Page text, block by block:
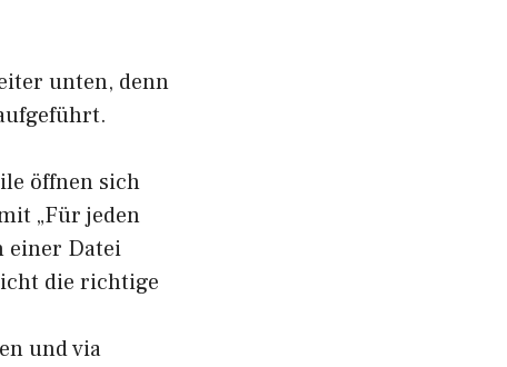
unten, denn
öffnen sich
„Für jeden
einer Datei
die richtige
und via